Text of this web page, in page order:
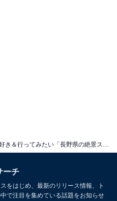
ーチ
をはじめ、最新のリリース情報、ト
で注目を集めている話題をお知らせ